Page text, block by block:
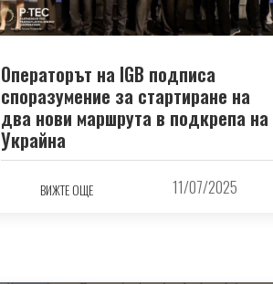
Операторът на IGB подписа
споразумение за стартиране на
два нови маршрута в подкрепа на
Украйна
ВИЖТЕ ОЩЕ 11/07/2025